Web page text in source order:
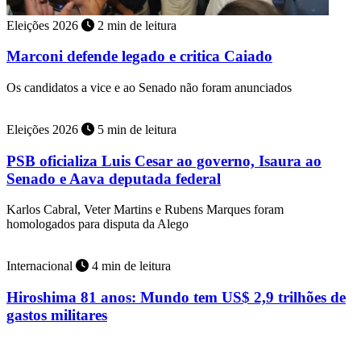
Eleições 2026 2 min de leitura
Marconi defende legado e critica Caiado
Os candidatos a vice e ao Senado não foram anunciados
Eleições 2026 5 min de leitura
PSB oficializa Luis Cesar ao governo, Isaura ao
Senado e Aava deputada federal
Karlos Cabral, Veter Martins e Rubens Marques foram
homologados para disputa da Alego
Internacional 4 min de leitura
Hiroshima 81 anos: Mundo tem US$ 2,9 trilhões de
gastos militares